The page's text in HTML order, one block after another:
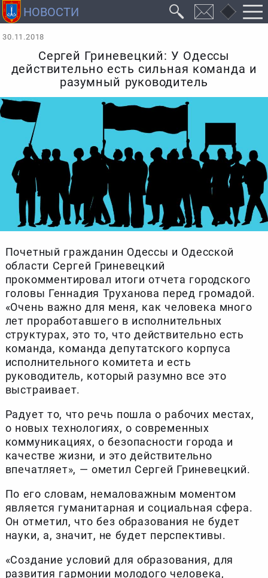
30.11.2018
Сергей Гриневецкий: У Одессы
действительно есть сильная команда и
разумный руководитель
Почетный гражданин Одессы и Одесской
области Сергей Гриневецкий
прокомментировал итоги отчета городского
головы Геннадия Труханова перед громадой.
«Очень важно для меня, как человека много
лет проработавшего в исполнительных
структурах, это то, что действительно есть
команда, команда депутатского корпуса
исполнительного комитета и есть
руководитель, который разумно все это
выстраивает.
Радует то, что речь пошла о рабочих местах,
о новых технологиях, о современных
коммуникациях, о безопасности города и
качестве жизни, и это действительно
впечатляет», — ометил Сергей Гриневецкий.
По его словам, немаловажным моментом
является гуманитарная и социальная сфера.
Он отметил, что без образования не будет
науки, а, значит, не будет перспективы.
«Создание условий для образования, для
развития гармонии молодого человека,